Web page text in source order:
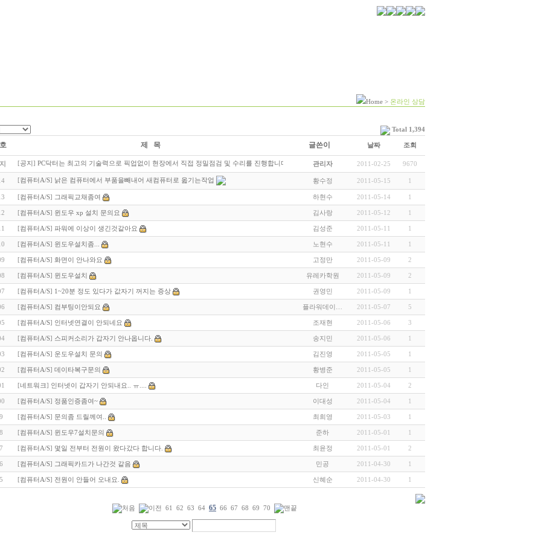
Home > 온라인 상담
Total 1,394
제 목 글쓴이 날짜 조회
[공지] PC닥터는 최고의 기술력으로 픽업없이 현장에서 직접 정밀점검 및 수리를 진행합니다. 관리자 2011-02-25 9670
[컴퓨터A/S] 낡은 컴퓨터에서 부품을빼내어 새컴퓨터로 옯기는작업 황수정 2011-05-15 1
[컴퓨터A/S] 그래픽교채좀여 하현수 2011-05-14 1
[컴퓨터A/S] 윈도우 xp 설치 문의요 김사랑 2011-05-12 1
[컴퓨터A/S] 파워에 이상이 생긴것같아요 김성준 2011-05-11 1
[컴퓨터A/S] 윈도우설치좀... 노현수 2011-05-11 1
[컴퓨터A/S] 화면이 안나와요 고정만 2011-05-09 2
[컴퓨터A/S] 윈도우설치 유레카학원 2011-05-09 2
[컴퓨터A/S] 1~20분 정도 있다가 값자기 꺼지는 증상 권영민 2011-05-09 1
[컴퓨터A/S] 컴부팅이안되요 플라워데이… 2011-05-07 5
[컴퓨터A/S] 인터넷연결이 안되네요 조재현 2011-05-06 3
[컴퓨터A/S] 스피커소리가 갑자기 안나옵니다. 송지민 2011-05-06 1
[컴퓨터A/S] 운도우설치 문의 김진영 2011-05-05 1
[컴퓨터A/S] 데이타복구문의 황병준 2011-05-05 1
[네트워크] 인터넷이 갑자기 안되내요.. ㅠ.... 다인 2011-05-04 2
[컴퓨터A/S] 정품인증좀여~ 이대성 2011-05-04 1
[컴퓨터A/S] 문의좀 드릴께여.. 최희영 2011-05-03 1
[컴퓨터A/S] 윈도우7설치문의 준하 2011-05-01 1
[컴퓨터A/S] 몇일 전부터 전원이 왔다갔다 합니다. 최윤정 2011-05-01 2
[컴퓨터A/S] 그래픽카드가 나간것 같음 민공 2011-04-30 1
[컴퓨터A/S] 전원이 안들어 오내요. 신혜순 2011-04-30 1
61 62 63 64 65 66 67 68 69 70